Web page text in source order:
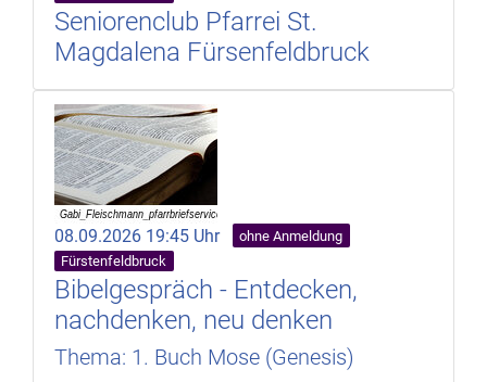
Seniorenclub Pfarrei St.
Magdalena Fürsenfeldbruck
08.09.2026 19:45 Uhr
ohne Anmeldung
Fürstenfeldbruck
Bibelgespräch - Entdecken,
nachdenken, neu denken
Thema: 1. Buch Mose (Genesis)